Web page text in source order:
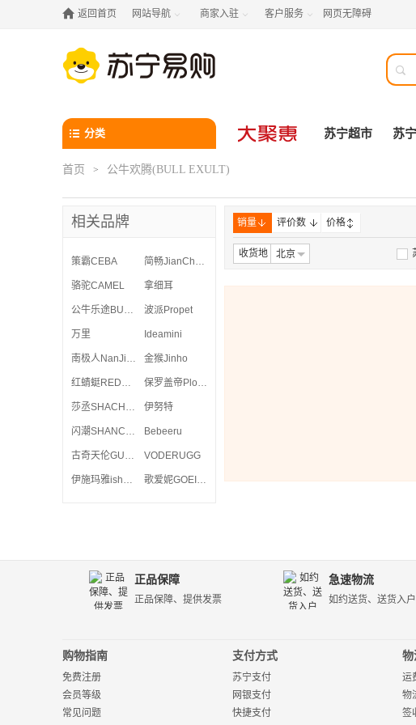
 返回首页 网站导航  商家入驻  客户服务  网页无障碍

分类 苏宁超市 苏
首页 > 公牛欢腾(BULL EXULT)
销量 评价数 价格
收货地 北京
相关品牌
策霸CEBA 简畅JianChang
骆驼CAMEL 拿细耳
公牛乐途BULLLOTTO 波派Propet
万里 Ideamini
南极人NanJiren 金猴Jinho
红蜻蜓REDDRAGONFLY 保罗盖帝Plo-cart
莎丞SHACHEN 伊努特
闪潮SHANCHAO Bebeeru
古奇天伦GUCIHEAVEN VODERUGG
伊施玛雅ishmaiah 歌爱妮GOEINE
正品保障
正品保障、提供发票
急速物流
如约送货、送货入户
购物指南
免费注册
会员等级
常见问题
支付方式
苏宁支付
网银支付
快捷支付
物
运
物
签